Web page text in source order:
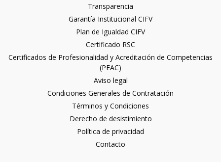
Transparencia
Garantía Institucional CIFV
Plan de Igualdad CIFV
Certificado RSC
Certificados de Profesionalidad y Acreditación de Competencias
(PEAC)
Aviso legal
Condiciones Generales de Contratación
Términos y Condiciones
Derecho de desistimiento
Política de privacidad
Contacto